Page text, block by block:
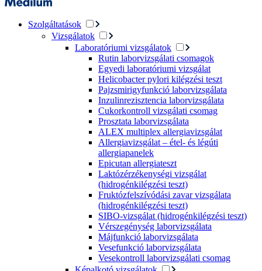
Szolgáltatások
Vizsgálatok
Laboratóriumi vizsgálatok
Rutin laborvizsgálati csomagok
Egyedi laboratóriumi vizsgálat
Helicobacter pylori kilégzési teszt
Pajzsmirigyfunkció laborvizsgálata
Inzulinrezisztencia laborvizsgálata
Cukorkontroll vizsgálati csomag
Prosztata laborvizsgálata
ALEX multiplex allergiavizsgálat
Allergiavizsgálat – étel- és légúti
allergiapanelek
Epicutan allergiateszt
Laktózérzékenységi vizsgálat
(hidrogénkilégzési teszt)
Fruktózfelszívódási zavar vizsgálata
(hidrogénkilégzési teszt)
SIBO-vizsgálat (hidrogénkilégzési teszt)
Vérszegénység laborvizsgálata
Májfunkció laborvizsgálata
Vesefunkció laborvizsgálata
Vesekontroll laborvizsgálati csomag